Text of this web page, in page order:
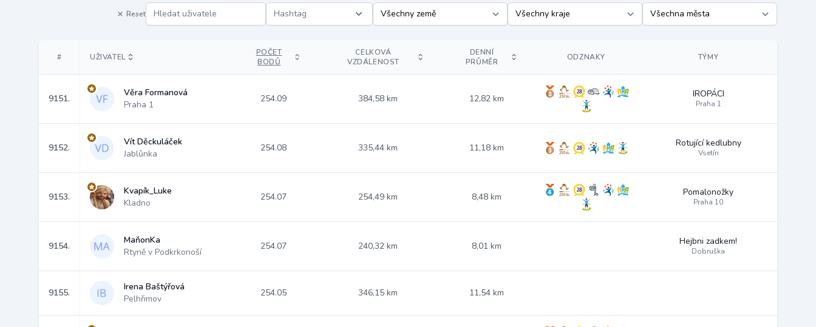
Reset Hashtag
# UŽIVATEL
POČET
BODŮ
CELKOVÁ
VZDÁLENOST
DENNÍ
PRŮMĚR
ODZNAKY TÝMY
9151.
Věra Formanová
Praha 1
254.09 384,58 km 12,82 km IROPÁCI
Praha 1
9152.
Vít Děckuláček
Jablůnka
254.08 335,44 km 11,18 km Rotující kedlubny
Vsetín
9153.
Kvapík_Luke
Kladno
254.07 254,49 km 8,48 km Pomalonožky
Praha 10
9154.
MaňonKa
Rtyně v Podkrkonoší
254.07 240,32 km 8,01 km Hejbni zadkem!
Dobruška
9155.
Irena Baštýřová
Pelhřimov
254.05 346,15 km 11,54 km